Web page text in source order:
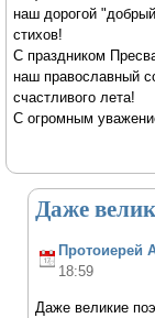
наш дорогой
стихов!
С праздником
наш православный
счастливого лета!
С огромным
Даже
Протоиерей
18:59
Даже великие